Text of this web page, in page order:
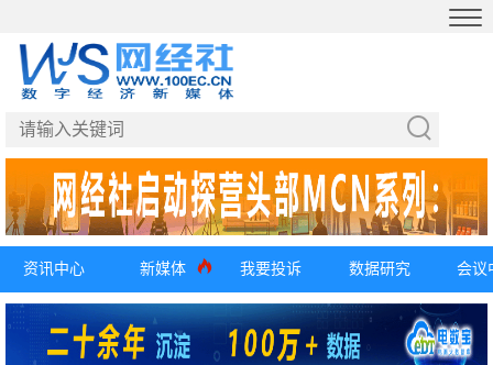
资讯中心 新媒体 我要投诉 数据研究 会议